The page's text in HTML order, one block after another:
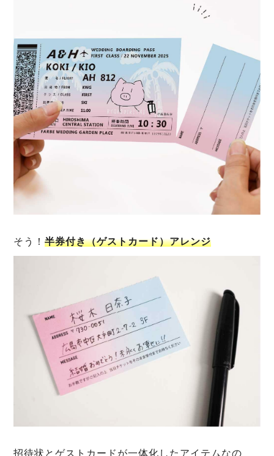
そう！半券付き（ゲストカード）アレンジ
招待状とゲストカードが一体化したアイテムなの